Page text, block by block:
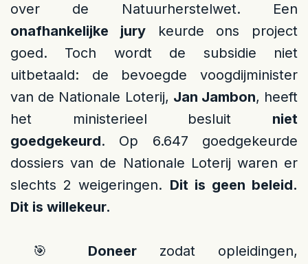
over de Natuurherstelwet. Een
onafhankelijke jurykeurde ons project
goed. Toch wordt de subsidie niet
uitbetaald: de bevoegde voogdijminister
van de Nationale Loterij, Jan Jambon, heeft
het ministerieel besluit niet
goedgekeurd. Op 6.647 goedgekeurde
dossiers van de Nationale Loterij waren er
slechts 2 weigeringen. Dit is geen beleid.
Dit is willekeur.
🎯 Doneer zodat opleidingen,